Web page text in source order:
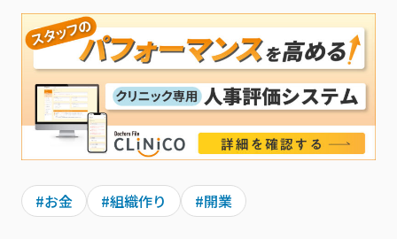
#お金 #組織作り #開業